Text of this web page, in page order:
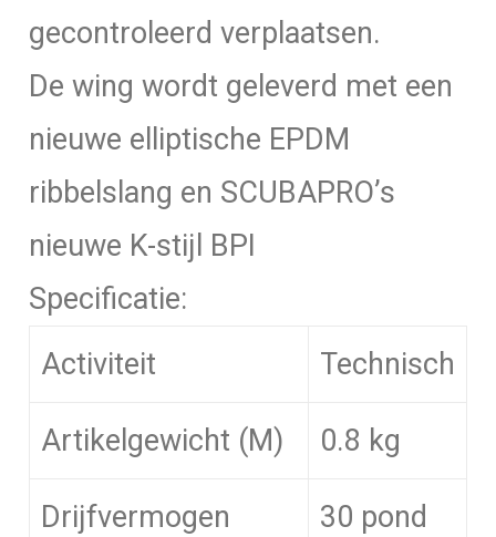
gecontroleerd verplaatsen.
De wing wordt geleverd met een
nieuwe elliptische EPDM
ribbelslang en SCUBAPRO’s
nieuwe K-stijl BPI
Specificatie:
Activiteit
Technisch
Artikelgewicht (M) 0.8 kg
Drijfvermogen 30 pond